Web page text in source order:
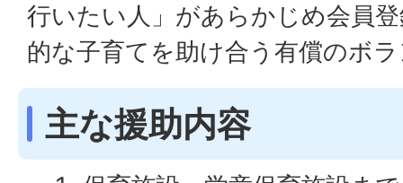
行いたい人」があらかじめ会員
的な子育てを助け合う有償のボ
主な援助内容